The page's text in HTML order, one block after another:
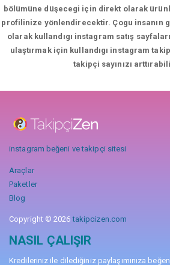
bölümüne düşecegi için direkt olarak
profilinize yönlendirecektir. Çogu insanın
olarak kullandıgı instagram satış
ulaştırmak için kullandıgı instagram
takipçi sayınızı
instagram beğeni ve takipçi sitesi
Araçlar
Paketler
Blog
Copyright © 2026takipcizen.com
NASIL ÇALIŞIR
Kredileriniz ile dilediğiniz paylaşımınıza